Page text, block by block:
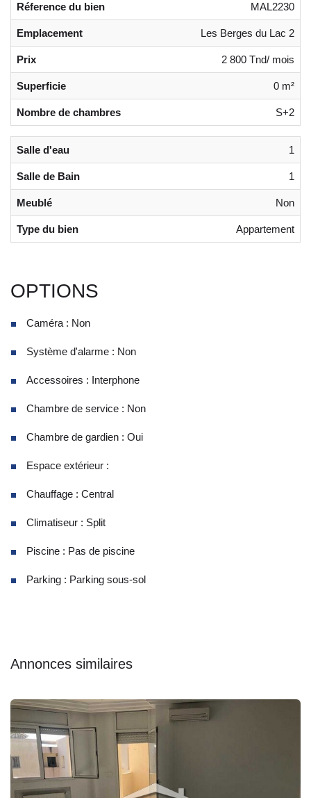
Réference du bien MAL2230
Emplacement Les Berges du Lac 2
Prix 2 800 Tnd/ mois
Superficie 0 m²
Nombre de chambres S+2
Salle d'eau 1
Salle de Bain 1
Meublé Non
Type du bien Appartement
OPTIONS
Caméra : Non
Système d'alarme : Non
Accessoires : Interphone
Chambre de service : Non
Chambre de gardien : Oui
Espace extérieur :
Chauffage : Central
Climatiseur : Split
Piscine : Pas de piscine
Parking : Parking sous-sol
Annonces similaires